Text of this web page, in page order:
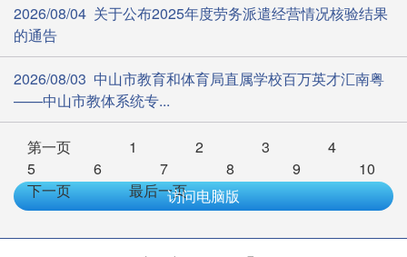
2026/08/04 关于公布2025年度劳务派遣经营情况核验结果
的通告
2026/08/03 中山市教育和体育局直属学校百万英才汇南粤
——中山市教体系统专...
第一页 1 2 3
4
5
6 7 8 9
10
下一页
最后一页访问电脑版